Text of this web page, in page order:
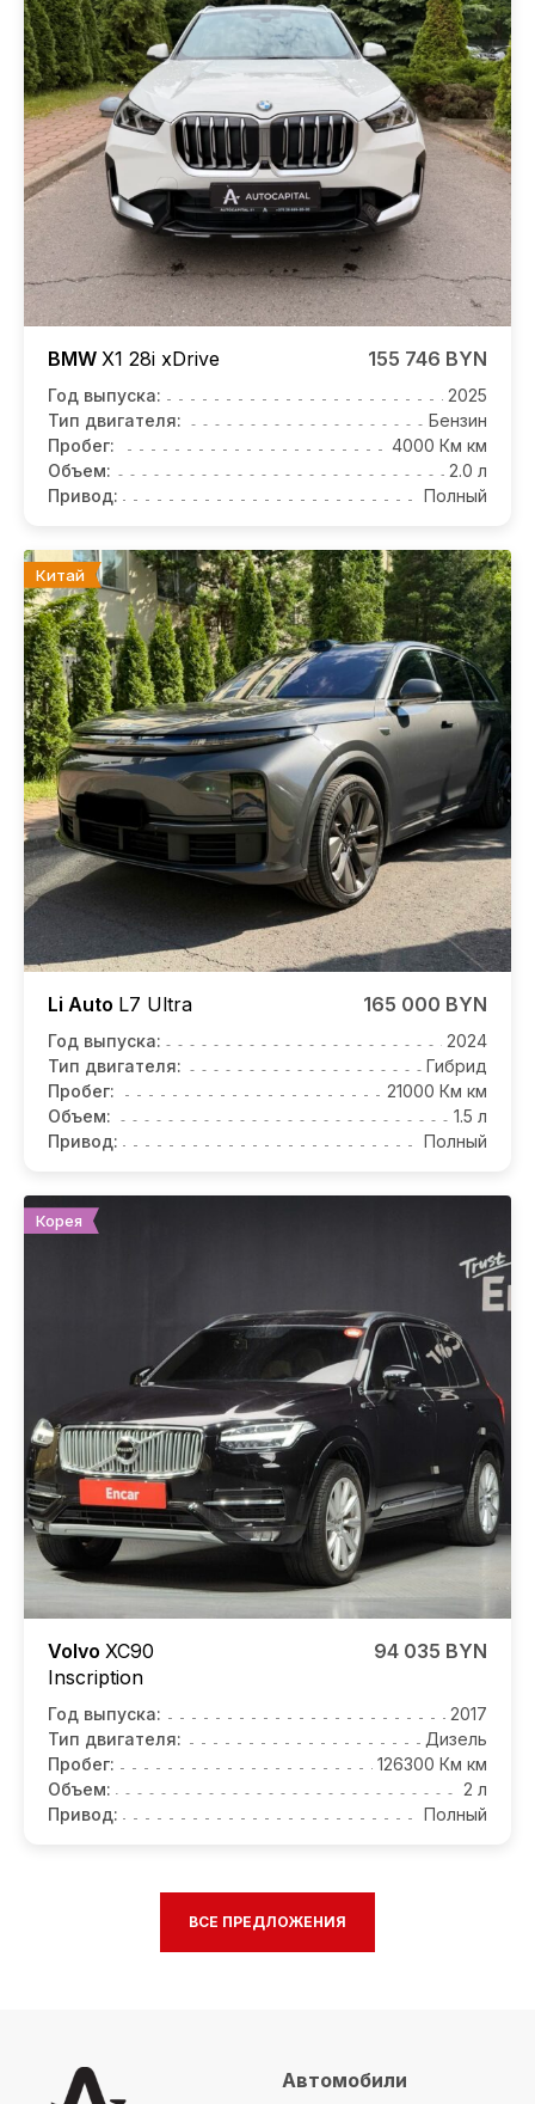
BMW X1 28i xDrive 155 746 BYN
Год выпуска:
2025
Тип двигателя:
Бензин
Пробег:
4000 Км км
Объем:
2.0 л
Привод:
Полный
Китай
Li Auto L7 Ultra 165 000 BYN
Год выпуска:
2024
Тип двигателя:
Гибрид
Пробег:
21000 Км км
Объем:
1.5 л
Привод:
Полный
Корея
Volvo XC90
Inscription
94 035 BYN
Год выпуска:
2017
Тип двигателя:
Дизель
Пробег:
126300 Км км
Объем:
2 л
Привод:
Полный
ВСЕ ПРЕДЛОЖЕНИЯ
Автомобили